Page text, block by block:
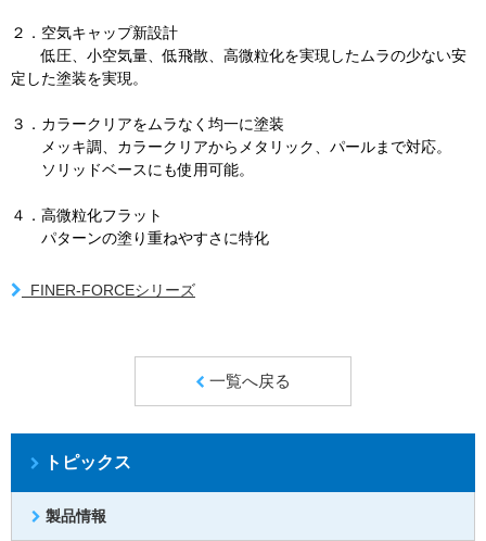
２．空気キャップ新設計
低圧、小空気量、低飛散、高微粒化を実現したムラの少ない安
定した塗装を実現。
３．カラークリアをムラなく均一に塗装
メッキ調、カラークリアからメタリック、パールまで対応。
ソリッドベースにも使用可能。
４．高微粒化フラット
パターンの塗り重ねやすさに特化
FINER-FORCEシリーズ
一覧へ戻る
トピックス
製品情報